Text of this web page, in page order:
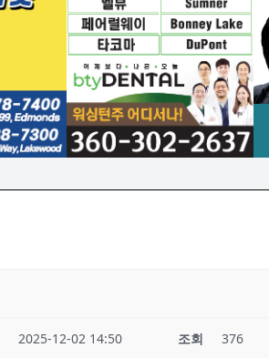
2025-12-02 14:50 조회 376